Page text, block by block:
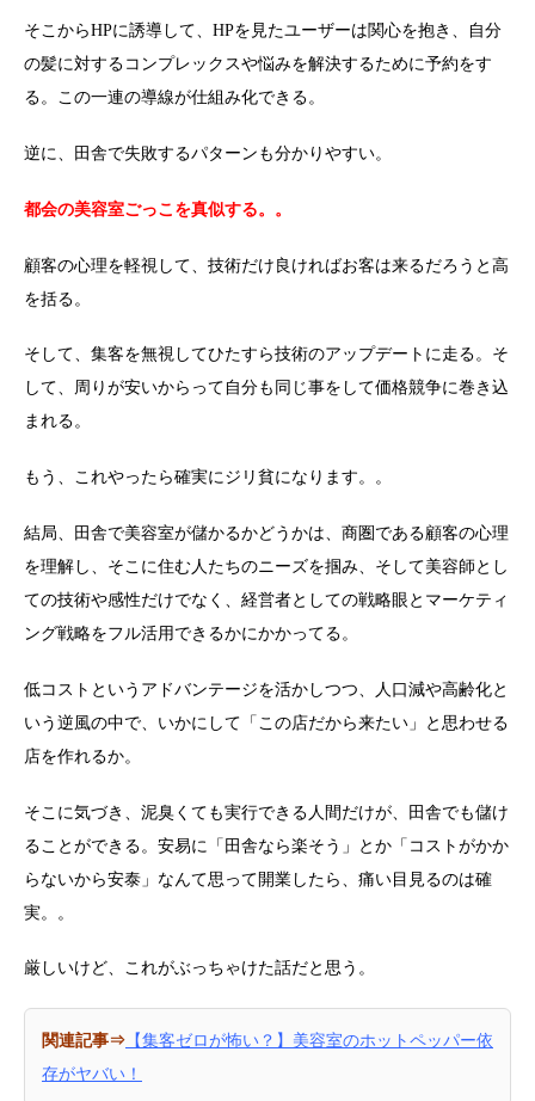
そこからHPに誘導して、HPを見たユーザーは関心を抱き、自分
の髪に対するコンプレックスや悩みを解決するために予約をす
る。この一連の導線が仕組み化できる。
逆に、田舎で失敗するパターンも分かりやすい。
都会の美容室ごっこを真似する。。
顧客の心理を軽視して、技術だけ良ければお客は来るだろうと高
を括る。
そして、集客を無視してひたすら技術のアップデートに走る。そ
して、周りが安いからって自分も同じ事をして価格競争に巻き込
まれる。
もう、これやったら確実にジリ貧になります。。
結局、田舎で美容室が儲かるかどうかは、商圏である顧客の心理
を理解し、そこに住む人たちのニーズを掴み、そして美容師とし
ての技術や感性だけでなく、経営者としての戦略眼とマーケティ
ング戦略をフル活用できるかにかかってる。
低コストというアドバンテージを活かしつつ、人口減や高齢化と
いう逆風の中で、いかにして「この店だから来たい」と思わせる
店を作れるか。
そこに気づき、泥臭くても実行できる人間だけが、田舎でも儲け
ることができる。安易に「田舎なら楽そう」とか「コストがかか
らないから安泰」なんて思って開業したら、痛い目見るのは確
実。。
厳しいけど、これがぶっちゃけた話だと思う。
関連記事⇒ 【集客ゼロが怖い？】美容室のホットペッパー依
存がヤバい！